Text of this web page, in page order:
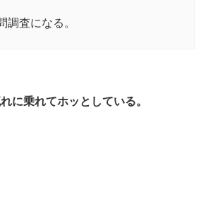
調査になる。
に乗れてホッとしている。